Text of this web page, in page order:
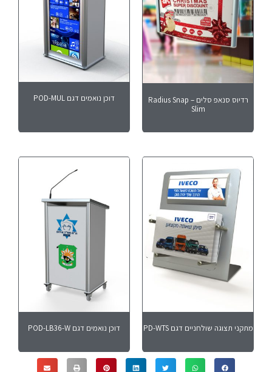
רדיוס סנאפ סלים – Radius Snap
Slim
דוכן נואמים דגם POD-MUL
מתקני תצוגה שולחניים דגם PD-WTS דוכן נואמים דגם POD-LB36-W